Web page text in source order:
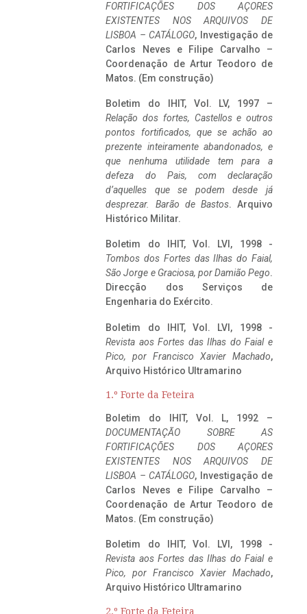
FORTIFICAÇÕES DOS AÇORES
EXISTENTES NOS ARQUIVOS DE
LISBOA – CATÁLOGO, Investigação de
Carlos Neves e Filipe Carvalho –
Coordenação de Artur Teodoro de
Matos. (Em construção)
Boletim do IHIT, Vol. LV, 1997 –
Relação dos fortes, Castellos e outros
pontos fortificados, que se achão ao
prezente inteiramente abandonados, e
que nenhuma utilidade tem para a
defeza do Pais, com declaração
d’aquelles que se podem desde já
desprezar. Barão de Bastos. Arquivo
Histórico Militar.
Boletim do IHIT, Vol. LVI, 1998 -
Tombos dos Fortes das Ilhas do Faial,
São Jorge e Graciosa, por Damião Pego.
Direcção dos Serviços de
Engenharia do Exército.
Boletim do IHIT, Vol. LVI, 1998 -
Revista aos Fortes das Ilhas do Faial e
Pico, por Francisco Xavier Machado,
Arquivo Histórico Ultramarino
1.º Forte da Feteira
Boletim do IHIT, Vol. L, 1992 –
DOCUMENTAÇÃO SOBRE AS
FORTIFICAÇÕES DOS AÇORES
EXISTENTES NOS ARQUIVOS DE
LISBOA – CATÁLOGO, Investigação de
Carlos Neves e Filipe Carvalho –
Coordenação de Artur Teodoro de
Matos. (Em construção)
Boletim do IHIT, Vol. LVI, 1998 -
Revista aos Fortes das Ilhas do Faial e
Pico, por Francisco Xavier Machado,
Arquivo Histórico Ultramarino
2.º Forte da Feteira